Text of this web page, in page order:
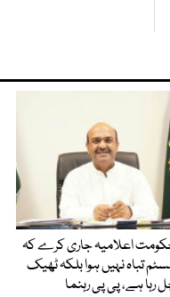
اعلامیہ جاری کرے کہ
تباہ نہیں ہوا بلکہ ٹھیک
رہا ہے، پی پی رہنما